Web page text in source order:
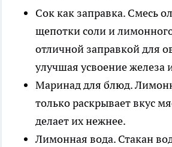
Сок как заправка. Смесь
щепотки соли и
отличной заправкой для
улучшая усвоение железа
Маринад для блюд.
только раскрывает вкус
делает их нежнее.
Лимонная вода. Стакан